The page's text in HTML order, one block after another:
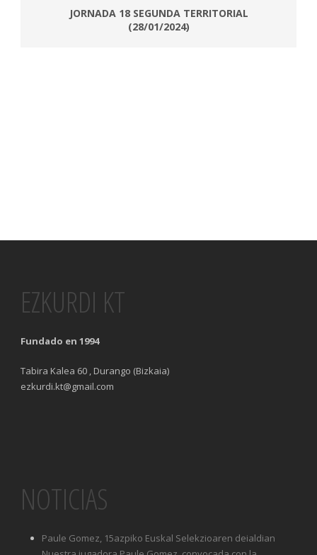
JORNADA 18 SEGUNDA TERRITORIAL
(28/01/2024)
EZKURDI KT
Fundado en 1994
Tabira Kalea 60 , Durango (Bizkaia)
ezkurdi.kt@gmail.com
NOTICIAS
Paule Gomez, 15azpiko Euskal Selekzioaren deialdian